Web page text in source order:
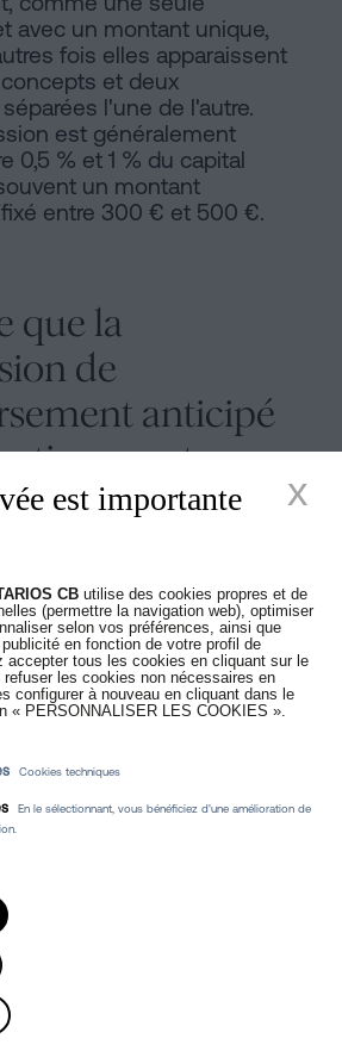
avec un montant unique,
fois elles apparaissent
et deux
l'une de l'autre.
est généralement
0,5 % et 1 % du capital
un montant
entre 300 € et 500 €.
que la
de
anticipé
le client peut annuler à
prêt, en remboursant la
partie du montant dû. Au
client annule, totalement
la dette, les intérêts
sont réduits et, par
pour l'octroi du prêt.
et afin de compenser
des bénéfices, la banque
de ce que l'on
financière », que la
justifier au client lui-même,
il n'y aurait pas de perte
commission ne devrait
vendredi de 08h à 15h /
est importante
CB utilise des cookies propres et de
(permettre la navigation web), optimiser
selon vos préférences, ainsi que
en fonction de votre profil de
accepter tous les cookies en cliquant sur le
les cookies non nécessaires en
configurer à nouveau en cliquant dans le
« PERSONNALISER LES COOKIES ».
Cookies techniques
En le sélectionnant, vous bénéficiez d'une amélioration de
x